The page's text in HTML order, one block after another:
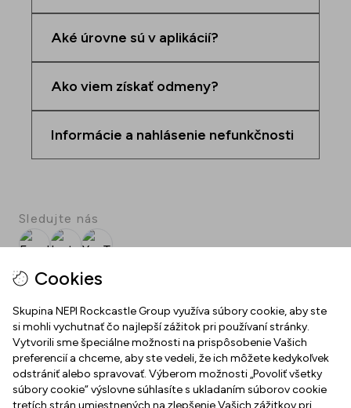
Aké úrovne sú v aplikácií?
Ako viem získať odmeny?
Informácie a nahlásenie nefunkčnosti
Cookies
Skupina NEPI Rockcastle Group využíva súbory cookie, aby ste
si mohli vychutnať čo najlepší zážitok pri používaní stránky.
Vytvorili sme špeciálne možnosti na prispôsobenie Vašich
preferencií a chceme, aby ste vedeli, že ich môžete kedykoľvek
odstrániť alebo spravovať. Výberom možnosti „Povoliť všetky
súbory cookie“ výslovne súhlasíte s ukladaním súborov cookie
tretích strán umiestnených na zlepšenie Vašich zážitkov pri
Sledujte nás
FacebookInstagramYouTube
SPOT
Stiahnite si bezplatnú aplikáciu SPOT!
MLYNY NITRA
O nás